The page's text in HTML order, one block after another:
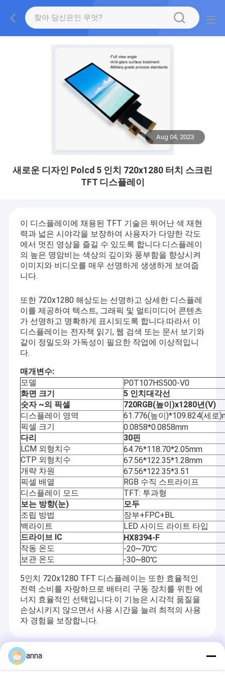
Aug 04, 2023
새로운 디자인 Polcd 5 인치 720x1280 터치 스크린
TFT 디스플레이
이 디스플레이에 채용된 TFT 기술은 뛰어난 색 재현
력과 넓은 시야각을 보장하여 사용자가 다양한 각도
에서 멋진 영상을 즐길 수 있도록 합니다.디스플레이
의 높은 명암비는 색상의 깊이와 풍부함을 향상시켜
이미지와 비디오를 매우 선명하게 생생하게 보여줍
니다.
또한 720x1280 해상도는 선명하고 상세한 디스플레
이를 제공하여 텍스트, 그래픽 및 멀티미디어 콘텐츠
가 선명하고 명확하게 표시되도록 합니다.따라서 이
디스플레이는 전자책 읽기, 웹 검색 또는 문서 보기와
같이 정밀도와 가독성이 필요한 작업에 이상적입니
다.
매개변수:
모델
P0T107HS500-V0
화면 크기
5 인치 대각선
숫자 ~의 픽셀 720RGB(높이)x1280년(V)
디스플레이 영역
61.776(높이)*109.824(세로
픽셀 크기
0.0858*0.0858mm
다리
30핀
LCM 외형치수
64.76*118.70*2.05mm
CTP 외형치수
67.56*122.35*1.28mm
개략 차원
67.56*122.35*3.51
픽셀 배열
RGB 수직 스트라이프
디스플레이 모드
TFT: 투과형
보는 방향(눈)
모두
조립 방법
장부+FPC+BL
백라이트
LED 사이드 라이트 타입
드라이브 IC
HX8394-F
작동 온도
-20~70℃
보관 온도
-30~80℃
5인치 720x1280 TFT 디스플레이는 또한 효율적인
전력 소비를 자랑하므로 배터리 구동 장치를 위한 에
너지 효율적인 선택입니다.이 기능은 시각적 품질을
손상시키지 않으면서 사용 시간을 늘려 최적의 사용
자 경험을 보장합니다.
Recommended Products
anna